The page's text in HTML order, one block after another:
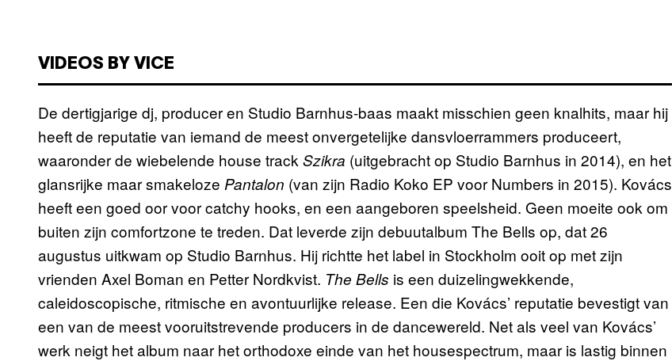
VIDEOS BY VICE
De dertigjarige dj, producer en Studio Barnhus-baas maakt misschien geen knalhits, maar hij
heeft de reputatie van iemand de meest onvergetelijke dansvloerrammers produceert,
waaronder de wiebelende house track Szikra (uitgebracht op Studio Barnhus in 2014), en het
glansrijke maar smakeloze Pantalon (van zijn Radio Koko EP voor Numbers in 2015). Kovács
heeft een goed oor voor catchy hooks, en een aangeboren speelsheid. Geen moeite ook om
buiten zijn comfortzone te treden. Dat leverde zijn debuutalbum The Bells op, dat 26
augustus uitkwam op Studio Barnhus. Hij richtte het label in Stockholm ooit op met zijn
vrienden Axel Boman en Petter Nordkvist. The Bells is een duizelingwekkende,
caleidoscopische, ritmische en avontuurlijke release. Een die Kovács’ reputatie bevestigt van
een van de meest vooruitstrevende producers in de dancewereld. Net als veel van Kovács’
werk neigt het album naar het orthodoxe einde van het housespectrum, maar is lastig binnen